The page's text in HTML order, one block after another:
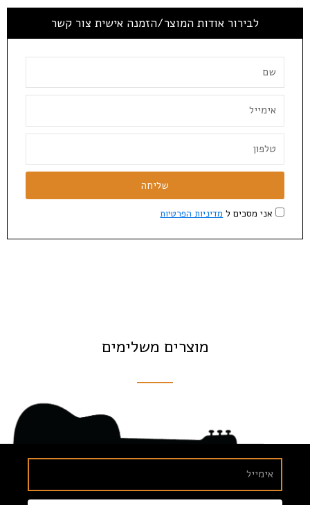
לבירור אודות המוצר/הזמנה אישית צור קשר
אני מסכים ל מדיניות הפרטיות
שליחה
מוצרים משלימים